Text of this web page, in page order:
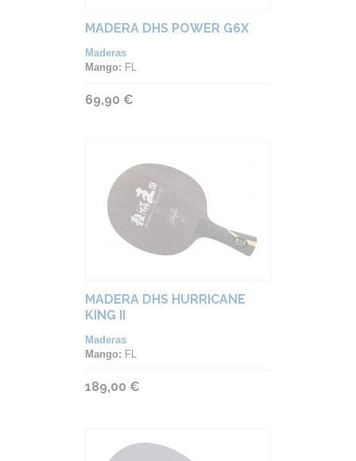
MADERA DHS POWER G6X
Maderas
Mango: FL
69,90 €
MADERA DHS HURRICANE
KING II
Maderas
Mango: FL
189,00 €